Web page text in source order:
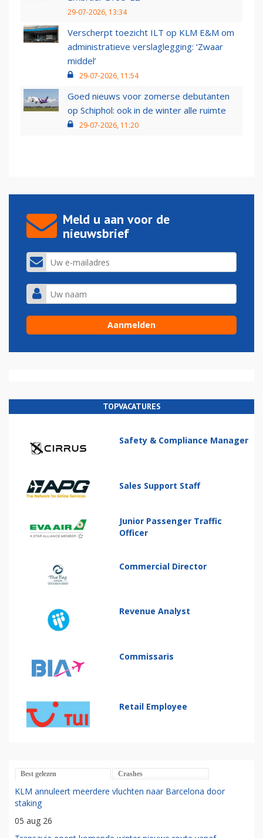
29-07-2026, 13:34
Verscherpt toezicht ILT op KLM E&M om
administratieve verslaglegging: ‘Zwaar
middel’
29-07-2026, 11:54
Goed nieuws voor zomerse debutanten
op Schiphol: ook in de winter alle ruimte
29-07-2026, 11:20
Meld u aan voor de
nieuwsbrief
TOPVACATURES
Safety & Compliance Manager
Sales Support Staff
Junior Passenger Traffic
Officer
Commercial Director
Revenue Analyst
Commissaris
Retail Employee
Best gelezen Crashes
KLM annuleert meerdere vluchten naar Barcelona door
staking
05 aug 26